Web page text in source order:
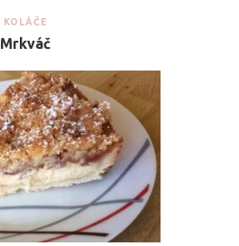
KOLÁČE
Mrkváč